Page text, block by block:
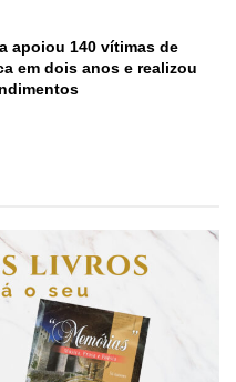
apoiou 140 vítimas de
em dois anos e realizou